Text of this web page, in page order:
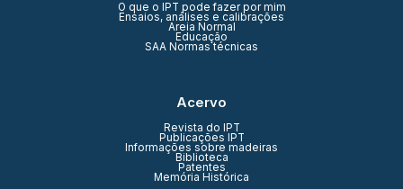
O que o IPT pode fazer por mim
Ensaios, análises e calibrações
Areia Normal
Educação
SAA Normas técnicas
Acervo
Revista do IPT
Publicações IPT
Informações sobre madeiras
Biblioteca
Patentes
Memória Histórica